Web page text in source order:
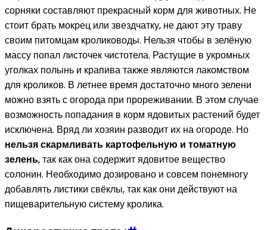
сорняки составляют прекрасный корм для животных. Не
стоит брать мокрец или звездчатку, не дают эту траву
своим питомцам кролиководы. Нельзя чтобы в зелёную
массу попал листочек чистотела. Растущие в укромных
уголках полынь и крапива также являются лакомством
для кроликов. В летнее время достаточно много зелени
можно взять с огорода при прореживании. В этом случае
возможность попадания в корм ядовитых растений будет
исключена. Вряд ли хозяин разводит их на огороде. Но
нельзя скармливать картофельную и томатную
зелень, так как она содержит ядовитое вещество
солонин. Необходимо дозировано и совсем понемногу
добавлять листики свёклы, так как они действуют на
пищеварительную систему кролика.